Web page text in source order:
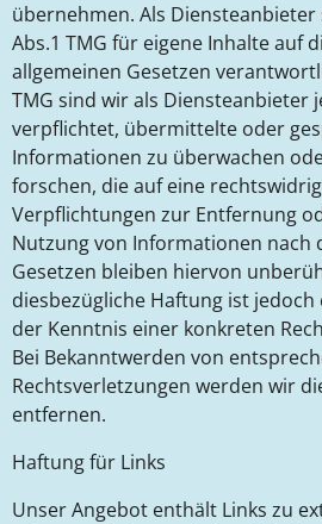
übernehmen. Als Diensteanbieter
Abs.1 TMG für eigene Inhalte auf
allgemeinen Gesetzen
TMG sind wir als Diensteanbieter
verpflichtet, übermittelte oder
Informationen zu überwachen
forschen, die auf eine
Verpflichtungen zur Entfernung
Nutzung von Informationen nach
Gesetzen bleiben hiervon
diesbezügliche Haftung ist
der Kenntnis einer konkreten
Bei Bekanntwerden von
Rechtsverletzungen werden wir
entfernen.
Haftung für Links
Unser Angebot enthält Links zu